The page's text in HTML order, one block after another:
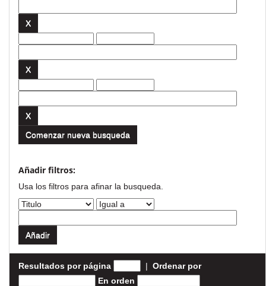
Comenzar nueva busqueda
Añadir filtros:
Usa los filtros para afinar la busqueda.
Resultados por página | Ordenar por
En orden